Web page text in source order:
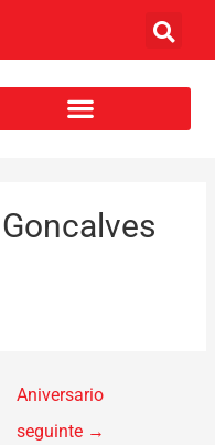
Aniversario
seguinte →